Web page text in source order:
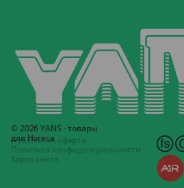
© 2026 YANS - товары
для Horeca
Публичная оферта
Политика конфиденциальности
Карта сайта